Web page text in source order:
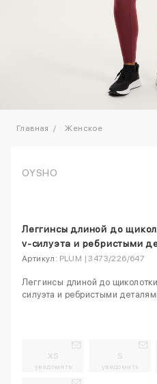
Главная Женское
OYSHO
Леггинсы длиной до
v-силуэта и ребристыми
Артикул: PLUM | 3473/226/647
Леггинсы длиной до
силуэта и ребристыми
XS
уведомить
S
уведомить